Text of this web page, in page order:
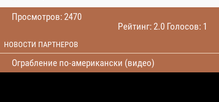
Просмотров: 2470
Рейтинг: 2.0 Голосов: 1
НОВОСТИ ПАРТНЕРОВ
Ограбление по-американски (видео)